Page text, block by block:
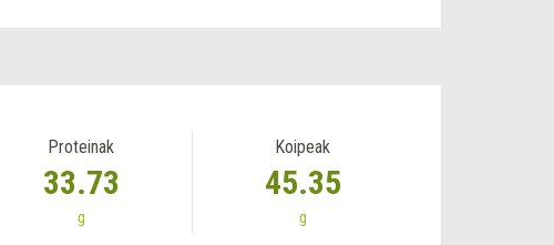
Proteinak
33.73
g
Koipeak
45.35
g